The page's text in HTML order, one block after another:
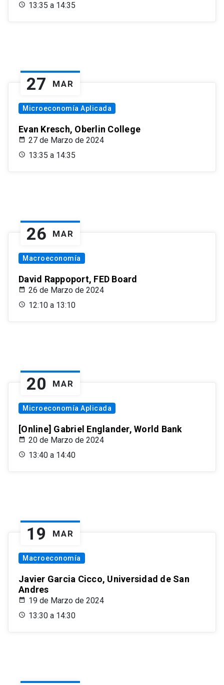
13:35 a 14:35
27 MAR
Microeconomía Aplicada
Evan Kresch, Oberlin College
27 de Marzo de 2024
13:35 a 14:35
26 MAR
Macroeconomía
David Rappoport, FED Board
26 de Marzo de 2024
12:10 a 13:10
20 MAR
Microeconomía Aplicada
[Online] Gabriel Englander, World Bank
20 de Marzo de 2024
13:40 a 14:40
19 MAR
Macroeconomía
Javier Garcia Cicco, Universidad de San
Andres
19 de Marzo de 2024
13:30 a 14:30